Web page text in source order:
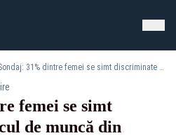
Sondaj: 31% dintre femei se simt discriminate la locul de muncă din cauza faptului că sunt mame
femei se simt
de muncă din